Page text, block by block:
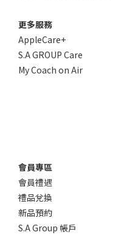
更多服務
AppleCare+
S.A GROUP Care
My Coach on Air
會員專區
會員禮遇
禮品兌換
新品預約
S.A Group 帳戶